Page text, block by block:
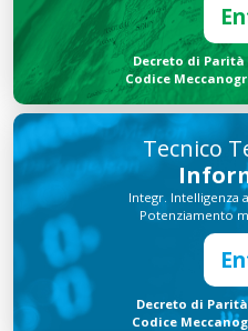
Decreto di Parità
Codice
Tecnico
Integr. Intelligenza
Potenziamento
Decreto di
Codice